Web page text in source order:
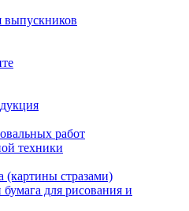
выпускников
работ
техники
(картины стразами)
для рисования и